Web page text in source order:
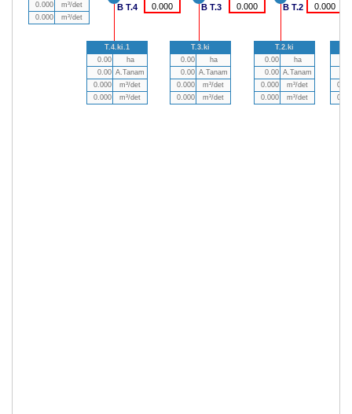
0.000
0.000
0.000
B T.2
B T.3
B T.4
T.2.ki
0.00
ha
0.00 A.Tanam
0.000
m³/det
0.000
m³/det
T.3.ki
0.00
ha
0.00 A.Tanam
0.000
m³/det
0.000
m³/det
T.4.ki.1
0.00
ha
0.00 A.Tanam
0.000
m³/det
0.000
m³/det
0.000
m³/det
0.000
m³/det